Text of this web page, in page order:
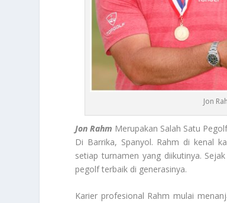
Jon
Jon Rahm Merupakan Salah Satu
Di Barrika, Spanyol. Rahm di kenal
setiap turnamen yang diikutinya.
pegolf terbaik di generasinya.
Karier profesional Rahm mulai